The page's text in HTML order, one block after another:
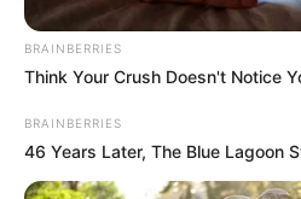
BRAINBERRIES
BRAINBERRIES
Think Your Crush Doesn't Notice
BRAINBERRIES
46 Years Later, The Blue Lagoon